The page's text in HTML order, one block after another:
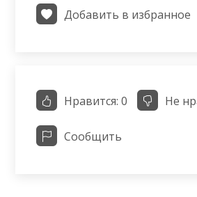
Добавить в избранное
Нравится: 0 Не
Сообщить